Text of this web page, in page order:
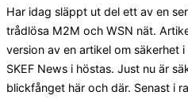
industrin”
Har idag släppt ut del ett av en
trådlösa M2M och WSN nät.
version av en artikel om säkerhet
SKEF News i höstas. Just nu är
blickfånget här och där. Senast i